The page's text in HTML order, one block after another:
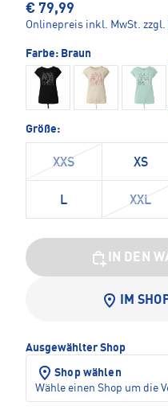
€ 79,99
Onlinepreis inkl. MwSt. zzgl.
Farbe: Braun
Größe:
XXS XS
L XXL
IN DEN
IM
Ausgewählter Shop
Shop wählen
Wähle einen Shop um die